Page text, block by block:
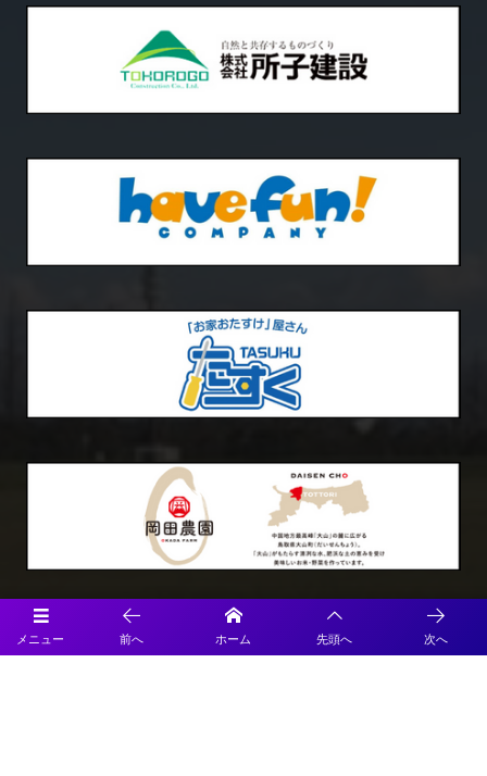
メニュー 前へ ホーム 先頭へ 次へ
Official SNS